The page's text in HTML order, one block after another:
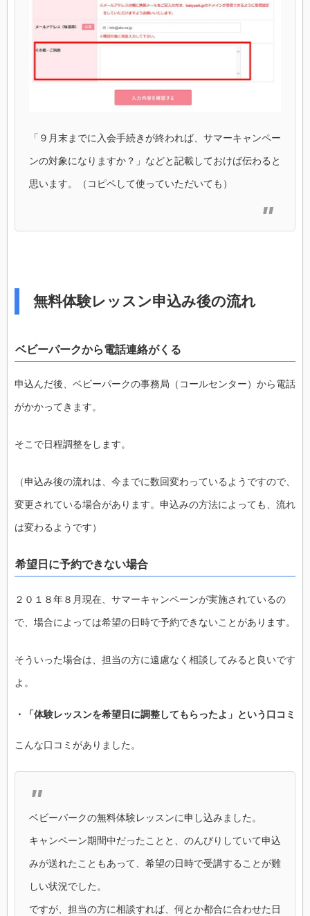
「９月末までに入会手続きが終われば、サマーキャンペー
ンの対象になりますか？」などと記載しておけば伝わると
思います。（コピペして使っていただいても）
無料体験レッスン申込み後の流れ
ベビーパークから電話連絡がくる
申込んだ後、ベビーパークの事務局（コールセンター）から電話
がかかってきます。
そこで日程調整をします。
（申込み後の流れは、今までに数回変わっているようですので、
変更されている場合があります。申込みの方法によっても、流れ
は変わるようです）
希望日に予約できない場合
２０１８年８月現在、サマーキャンペーンが実施されているの
で、場合によっては希望の日時で予約できないことがあります。
そういった場合は、担当の方に遠慮なく相談してみると良いです
よ。
・「体験レッスンを希望日に調整してもらったよ」という口コミ
こんな口コミがありました。
ベビーパークの無料体験レッスンに申し込みました。
キャンペーン期間中だったことと、のんびりしていて申込
みが送れたこともあって、希望の日時で受講することが難
しい状況でした。
ですが、担当の方に相談すれば、何とか都合に合わせた日